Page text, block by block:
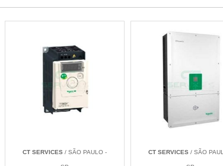
CT SERVICES / SÃO PAULO - CT SERVICES/ SÃO